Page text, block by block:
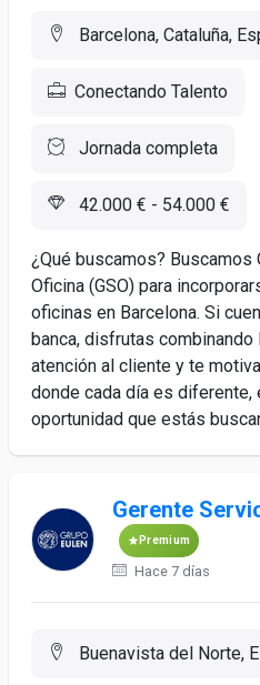
Barcelona, Cataluña,
Conectando Talento
Jornada completa
42.000 € - 54.000 €
¿Qué buscamos? Buscamos
Oficina (GSO) para
oficinas en Barcelona. Si
banca, disfrutas
atención al cliente y te
donde cada día es diferente,
oportunidad que estás
Gerente
Premium
Hace 7 días
Buenavista del Norte,